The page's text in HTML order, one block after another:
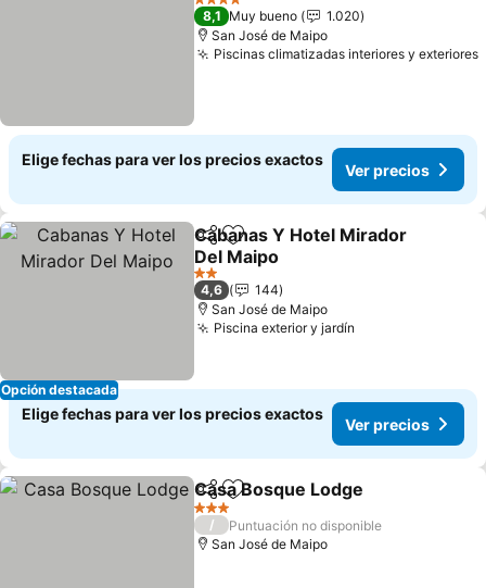
4 Estrellas
8,1 Muy bueno
1.020
San José de Maipo
Piscinas climatizadas interiores y exteriores
Elige fechas para ver los precios exactos
Ver precios
Opción destacada
CompartirAgregar a favoritos
Cabanas Y Hotel Mirador
Del Maipo
Ver precios
2 Estrellas
4,6
144
San José de Maipo
Piscina exterior y jardín
Elige fechas para ver los precios exactos
Ver precios
CompartirAgregar a favoritos
Casa Bosque Lodge
3 Estrellas
/
Puntuación no disponible
San José de Maipo